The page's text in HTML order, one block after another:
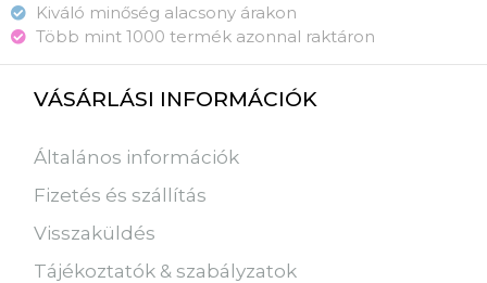
Kiváló minőség alacsony árakon
Több mint 1000 termék azonnal raktáron
VÁSÁRLÁSI INFORMÁCIÓK
Általános információk
Fizetés és szállítás
Visszaküldés
Tájékoztatók & szabályzatok